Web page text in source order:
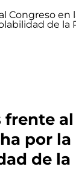
por la
de la